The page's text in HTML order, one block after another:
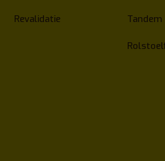
Revalidatie Tandem